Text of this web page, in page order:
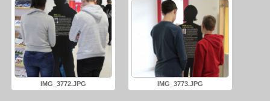
IMG_3772.JPG IMG_3773.JPG